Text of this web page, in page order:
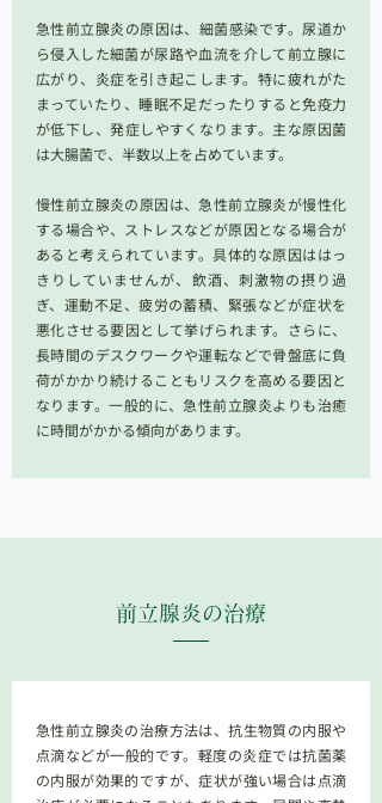
急性前立腺炎の原因は、細菌感染です。尿道か
ら侵入した細菌が尿路や血流を介して前立腺に
広がり、炎症を引き起こします。特に疲れがた
まっていたり、睡眠不足だったりすると免疫力
が低下し、発症しやすくなります。主な原因菌
は大腸菌で、半数以上を占めています。
慢性前立腺炎の原因は、急性前立腺炎が慢性化
する場合や、ストレスなどが原因となる場合が
あると考えられています。具体的な原因ははっ
きりしていませんが、飲酒、刺激物の摂り過
ぎ、運動不足、疲労の蓄積、緊張などが症状を
悪化させる要因として挙げられます。さらに、
長時間のデスクワークや運転などで骨盤底に負
荷がかかり続けることもリスクを高める要因と
なります。一般的に、急性前立腺炎よりも治癒
に時間がかかる傾向があります。
前立腺炎 の治療
急性前立腺炎の治療方法は、抗生物質の内服や
点滴などが一般的です。軽度の炎症では抗菌薬
の内服が効果的ですが、症状が強い場合は点滴